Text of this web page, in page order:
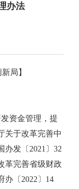
办法
局】
资金管理，提
关于改革完善中
办发〔2021〕32
革完善省级财政
办〔2022〕14